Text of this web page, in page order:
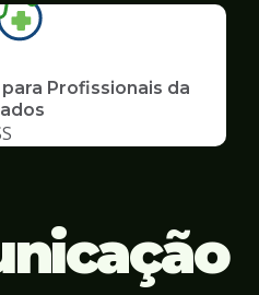
Profissionais da